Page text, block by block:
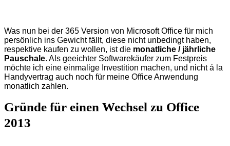
Was nun bei der 365 Version von Microsoft Office für mich
persönlich ins Gewicht fällt, diese nicht unbedingt haben,
respektive kaufen zu wollen, ist die monatliche / jährliche
Pauschale. Als geeichter Softwarekäufer zum Festpreis
möchte ich eine einmalige Investition machen, und nicht á la
Handyvertrag auch noch für meine Office Anwendung
monatlich zahlen.
Gründe für einen Wechsel zu Office
2013